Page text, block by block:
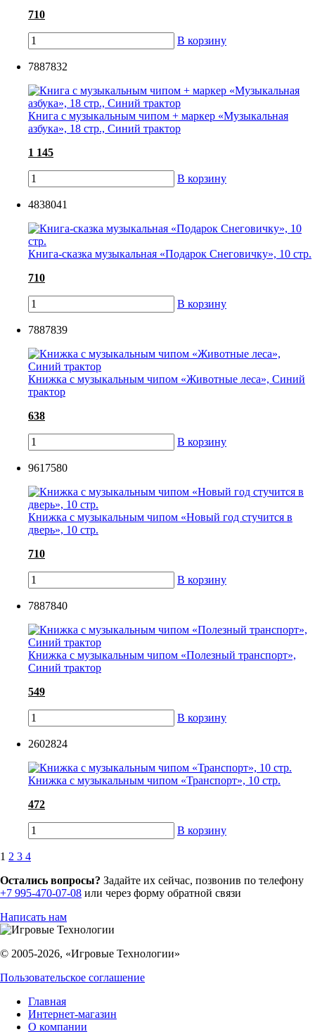
710
В корзину
7887832
Книга с музыкальным чипом + маркер «Музыкальная
азбука», 18 стр., Синий трактор
1 145
В корзину
4838041
Книга-сказка музыкальная «Подарок Снеговичку», 10 стр.
710
В корзину
7887839
Книжка с музыкальным чипом «Животные леса», Синий
трактор
638
В корзину
9617580
Книжка с музыкальным чипом «Новый год стучится в
дверь», 10 стр.
710
В корзину
7887840
Книжка с музыкальным чипом «Полезный транспорт»,
Синий трактор
549
В корзину
2602824
Книжка с музыкальным чипом «Транспорт», 10 стр.
472
В корзину
1 2 3 4
Остались вопросы? Задайте их сейчас, позвонив по телефону
+7 995-470-07-08 или через форму обратной связи
Написать нам
© 2005-2026, «Игровые Технологии»
Пользовательское соглашение
Главная
Интернет-магазин
О компании